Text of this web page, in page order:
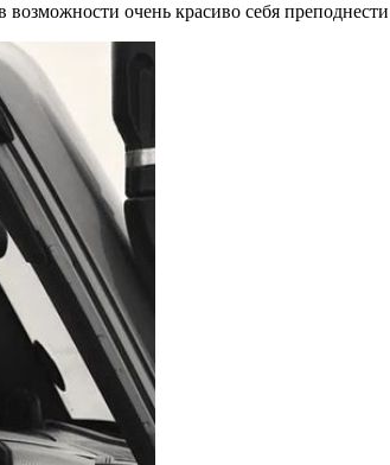
возможности очень красиво себя